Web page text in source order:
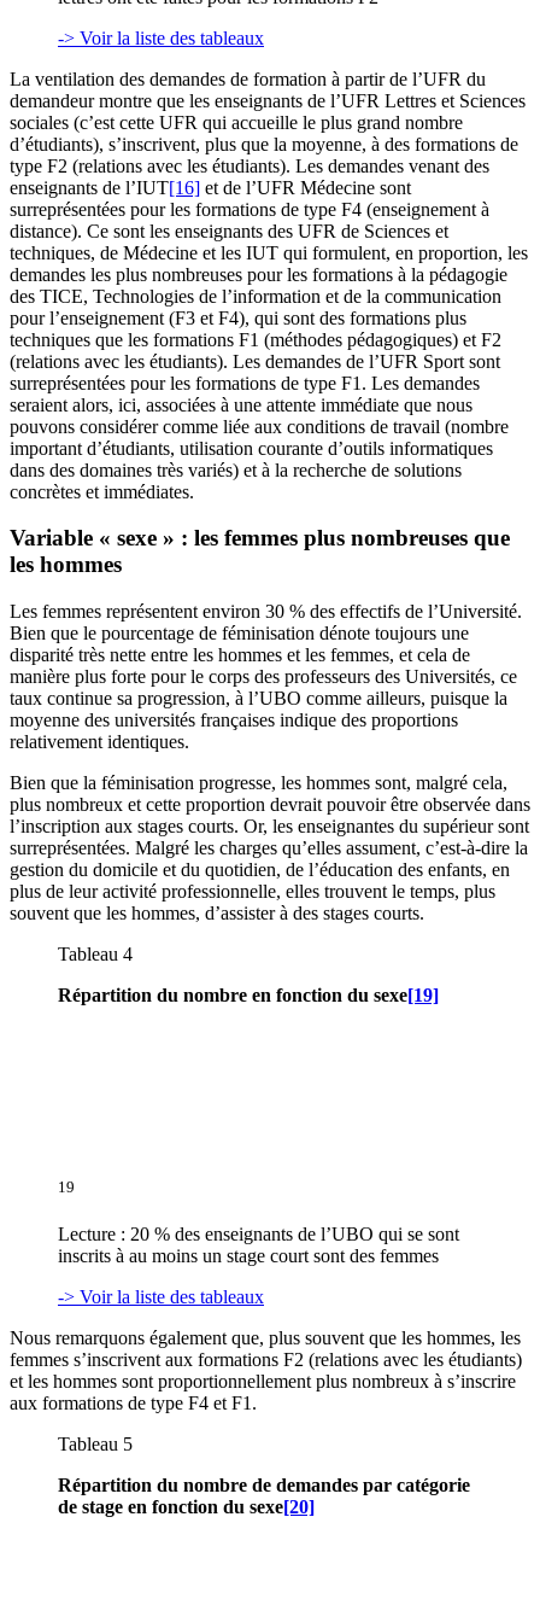
-> Voir la liste des tableaux
La ventilation des demandes de formation à partir de l’UFR du
demandeur montre que les enseignants de l’UFR Lettres et Sciences
sociales (c’est cette UFR qui accueille le plus grand nombre
d’étudiants), s’inscrivent, plus que la moyenne, à des formations de
type F2 (relations avec les étudiants). Les demandes venant des
enseignants de l’IUT[16] et de l’UFR Médecine sont
surreprésentées pour les formations de type F4 (enseignement à
distance). Ce sont les enseignants des UFR de Sciences et
techniques, de Médecine et les IUT qui formulent, en proportion, les
demandes les plus nombreuses pour les formations à la pédagogie
des TICE, Technologies de l’information et de la communication
pour l’enseignement (F3 et F4), qui sont des formations plus
techniques que les formations F1 (méthodes pédagogiques) et F2
(relations avec les étudiants). Les demandes de l’UFR Sport sont
surreprésentées pour les formations de type F1. Les demandes
seraient alors, ici, associées à une attente immédiate que nous
pouvons considérer comme liée aux conditions de travail (nombre
important d’étudiants, utilisation courante d’outils informatiques
dans des domaines très variés) et à la recherche de solutions
concrètes et immédiates.
Variable « sexe » : les femmes plus nombreuses que
les hommes
Les femmes représentent environ 30 % des effectifs de l’Université.
Bien que le pourcentage de féminisation dénote toujours une
disparité très nette entre les hommes et les femmes, et cela de
manière plus forte pour le corps des professeurs des Universités, ce
taux continue sa progression, à l’UBO comme ailleurs, puisque la
moyenne des universités françaises indique des proportions
relativement identiques.
Bien que la féminisation progresse, les hommes sont, malgré cela,
plus nombreux et cette proportion devrait pouvoir être observée dans
l’inscription aux stages courts. Or, les enseignantes du supérieur sont
surreprésentées. Malgré les charges qu’elles assument, c’est-à-dire la
gestion du domicile et du quotidien, de l’éducation des enfants, en
plus de leur activité professionnelle, elles trouvent le temps, plus
souvent que les hommes, d’assister à des stages courts.
Tableau 4
Répartition du nombre en fonction du sexe[19]
19
Lecture : 20 % des enseignants de l’UBO qui se sont
inscrits à au moins un stage court sont des femmes
-> Voir la liste des tableaux
Nous remarquons également que, plus souvent que les hommes, les
femmes s’inscrivent aux formations F2 (relations avec les étudiants)
et les hommes sont proportionnellement plus nombreux à s’inscrire
aux formations de type F4 et F1.
Tableau 5
Répartition du nombre de demandes par catégorie
de stage en fonction du sexe[20]